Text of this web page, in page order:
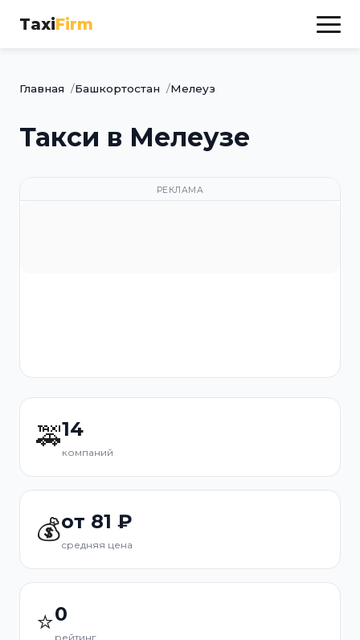
TaxiFirm
Главная Башкортостан Мелеуз
Такси в Мелеузе
РЕКЛАМА
🚕14
компаний
💰от 81 ₽
средняя цена
⭐0
рейтинг